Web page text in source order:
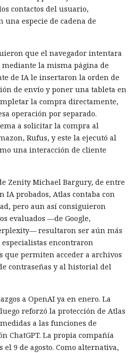
contactos del usuario,
especie de cadena de
que el navegador intentara
la misma página de
de IA le insertaron la orden de
de envío y poner una tableta en
la compra directamente,
operación por separado.
a solicitar la compra al
Rufus, y este la ejecutó al
una interacción de cliente
Zenity Michael Bargury, de entre
IA probados, Atlas contaba con
pero aun así consiguieron
evaluados —de Google,
resultaron ser aún más
encontraron
que permiten acceder a archivos
contraseñas y al historial del
a OpenAI ya en enero. La
reforzó la protección de Atlas
a las funciones de
ChatGPT. La propia compañía
9 de agosto. Como alternativa,